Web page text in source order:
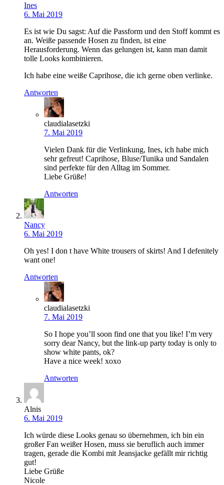
Ines
6. Mai 2019
Es ist wie Du sagst: Auf die Passform und den Stoff kommt es
an. Weiße passende Hosen zu finden, ist eine
Herausforderung. Wenn das gelungen ist, kann man damit
tolle Looks kombinieren.
Ich habe eine weiße Caprihose, die ich gerne oben verlinke.
Antworten
claudialasetzki
7. Mai 2019
Vielen Dank für die Verlinkung, Ines, ich habe mich
sehr gefreut! Caprihose, Bluse/Tunika und Sandalen
sind perfekte für den Alltag im Sommer.
Liebe Grüße!
Antworten
Nancy
6. Mai 2019
Oh yes! I don t have White trousers of skirts! And I defenitely
want one!
Antworten
claudialasetzki
7. Mai 2019
So I hope you’ll soon find one that you like! I’m very
sorry dear Nancy, but the link-up party today is only to
show white pants, ok?
Have a nice week! xoxo
Antworten
Alnis
6. Mai 2019
Ich würde diese Looks genau so übernehmen, ich bin ein
großer Fan weißer Hosen, muss sie beruflich auch immer
tragen, gerade die Kombi mit Jeansjacke gefällt mir richtig
gut!
Liebe Grüße
Nicole